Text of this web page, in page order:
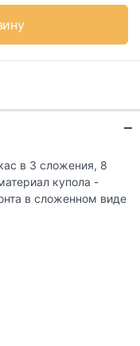
в 3 сложения, 8
купола -
в сложенном виде